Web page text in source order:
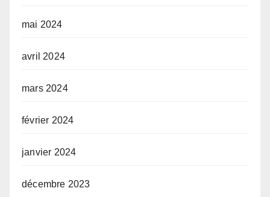
mai 2024
avril 2024
mars 2024
février 2024
janvier 2024
décembre 2023